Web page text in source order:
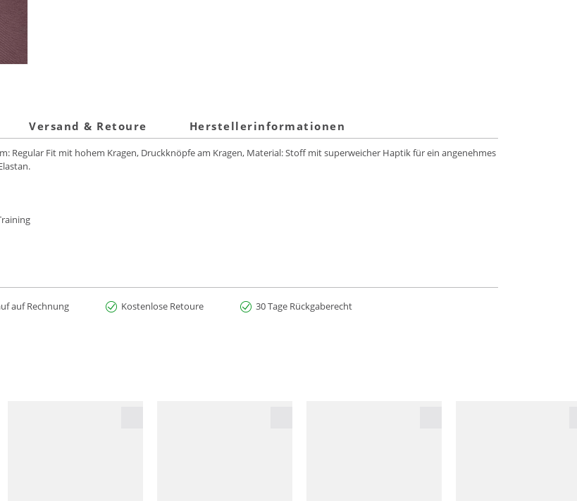
Versand & Retoure Herstellerinformationen
Regular Fit mit hohem Kragen, Druckknöpfe am Kragen, Material: Stoff mit superweicher Haptik für ein angenehmes
auf Rechnung Kostenlose Retoure 30 Tage Rückgaberecht